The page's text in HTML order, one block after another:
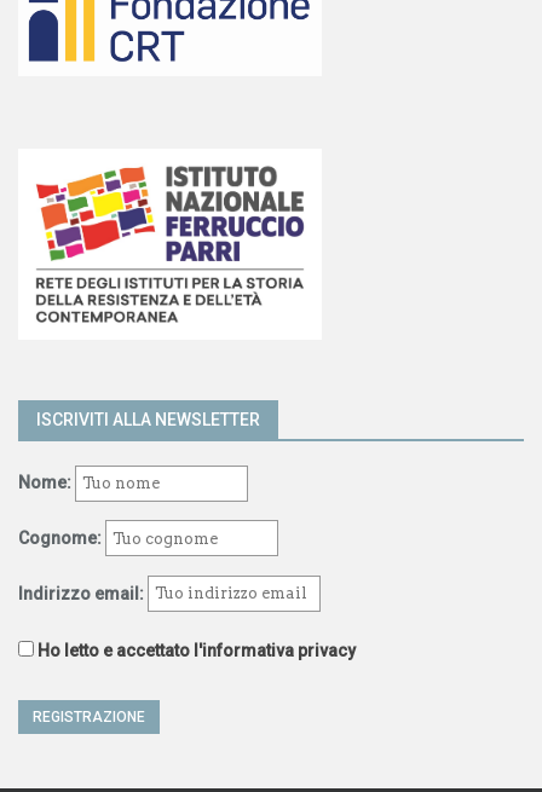
ISCRIVITI ALLA NEWSLETTER
Nome:
Cognome:
Indirizzo email:
Ho letto e accettato l'informativa privacy